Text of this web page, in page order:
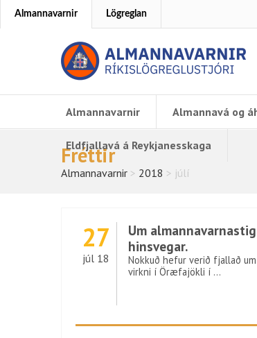
Almannavarnir Lögreglan
Almannavarnir Almannavá og
Eldfjallavá á Reykjanesskaga
Fréttir
Almannavarnir > 2018 > júlí
27
júl 18
Um
hinsvegar.
Nokkuð hefur verið fjallað
virkni í Öræfajökli í …